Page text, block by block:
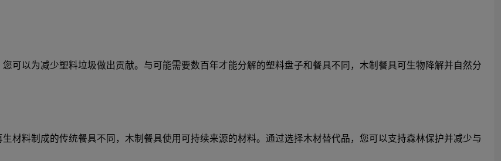
可以为减少塑料垃圾做出贡献。与可能需要数百年才能分解的塑料盘子和餐具不同，木制餐具可生物降解并自然分
材料制成的传统餐具不同，木制餐具使用可持续来源的材料。通过选择木材替代品，您可以支持森林保护并减少与